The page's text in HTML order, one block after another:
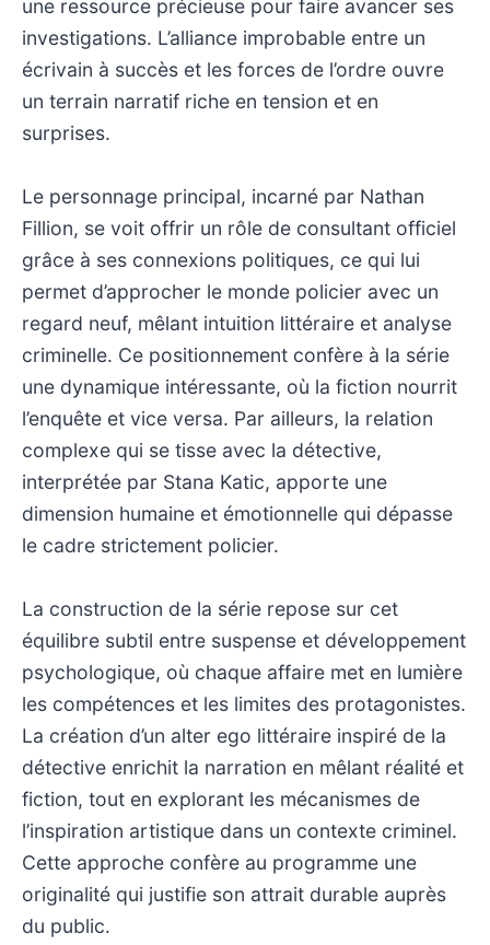
une ressource précieuse pour faire avancer ses
investigations. L’alliance improbable entre un
écrivain à succès et les forces de l’ordre ouvre
un terrain narratif riche en tension et en
surprises.
Le personnage principal, incarné par Nathan
Fillion, se voit offrir un rôle de consultant officiel
grâce à ses connexions politiques, ce qui lui
permet d’approcher le monde policier avec un
regard neuf, mêlant intuition littéraire et analyse
criminelle. Ce positionnement confère à la série
une dynamique intéressante, où la fiction nourrit
l’enquête et vice versa. Par ailleurs, la relation
complexe qui se tisse avec la détective,
interprétée par Stana Katic, apporte une
dimension humaine et émotionnelle qui dépasse
le cadre strictement policier.
La construction de la série repose sur cet
équilibre subtil entre suspense et développement
psychologique, où chaque affaire met en lumière
les compétences et les limites des protagonistes.
La création d’un alter ego littéraire inspiré de la
détective enrichit la narration en mêlant réalité et
fiction, tout en explorant les mécanismes de
l’inspiration artistique dans un contexte criminel.
Cette approche confère au programme une
originalité qui justifie son attrait durable auprès
du public.